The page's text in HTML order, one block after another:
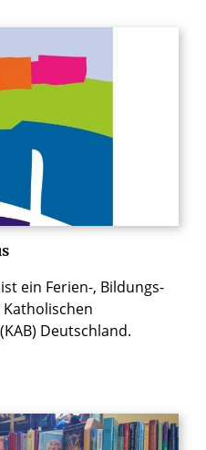
ein Ferien-, Bildungs-
Deutschland.